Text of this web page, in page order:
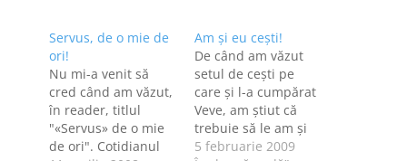
Servus, de o mie de
ori!
Nu mi-a venit să
cred când am văzut,
în reader, titlul
"«Servus» de o mie
de ori". Cotidianul
Am şi eu ceşti!
De când am văzut
setul de ceşti pe
care şi l-a cumpărat
Veve, am ştiut că
trebuie să le am şi
eu. Cum a remarcat
5 februarie 2009